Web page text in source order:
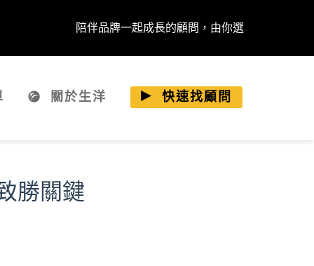
陪伴品牌一起成長的顧問，由你選
關於生洋 快速找顧問
勝關鍵